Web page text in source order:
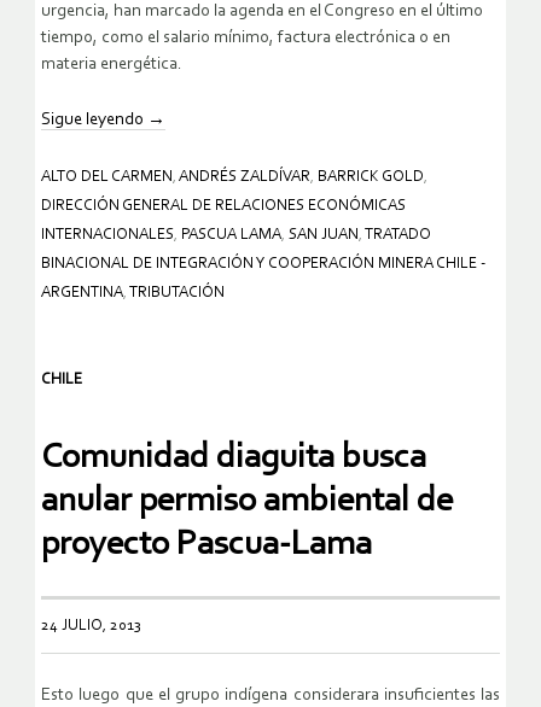
urgencia, han marcado la agenda en el Congreso en el último
tiempo, como el salario mínimo, factura electrónica o en
materia energética.
Sigue leyendo →
ALTO DEL CARMEN , ANDRÉS ZALDÍVAR, BARRICK GOLD,
DIRECCIÓN GENERAL DE RELACIONES ECONÓMICAS
INTERNACIONALES, PASCUA LAMA, SAN JUAN , TRATADO
BINACIONAL DE INTEGRACIÓN Y COOPERACIÓN MINERA CHILE -
ARGENTINA, TRIBUTACIÓN
CHILE
Comunidad diaguita busca
anular permiso ambiental de
proyecto Pascua-Lama
24 JULIO, 2013
Esto luego que el grupo indígena considerara insuficientes las